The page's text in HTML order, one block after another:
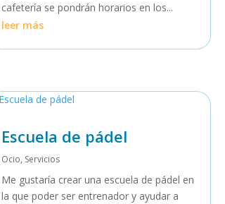
cafetería se pondrán horarios en los...
leer más
Escuela de pádel
Ocio, Servicios
Me gustaría crear una escuela de pádel en
la que poder ser entrenador y ayudar a